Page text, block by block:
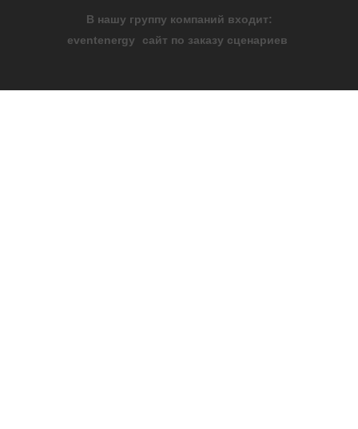
В нашу группу компаний входит:
eventenergy
сайт по заказу сценариев